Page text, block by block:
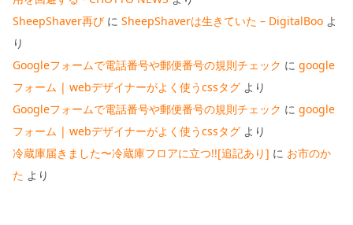
SheepShaver再び に SheepShaverは生きていた – DigitalBoo よ
り
Googleフォームで電話番号や郵便番号の規則チェック に google
フォーム | webデザイナーがよく使うcssタグ より
Googleフォームで電話番号や郵便番号の規則チェック に google
フォーム | webデザイナーがよく使うcssタグ より
冷蔵庫届きました〜冷蔵庫フロアに立つ!![追記あり] に お市のか
た より